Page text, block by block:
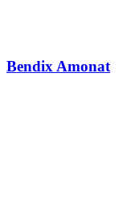
Bendix Amonat